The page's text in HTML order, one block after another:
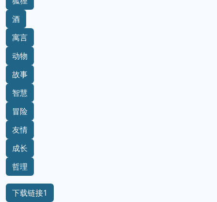
酒
寓言
动物
故事
智慧
冒险
友情
成长
哲理
下载链接1